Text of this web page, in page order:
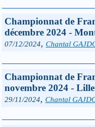
Championnat de
décembre 2024 -
07/12/2024, Chantal
Championnat de
novembre 2024 - Lille
29/11/2024, Chantal